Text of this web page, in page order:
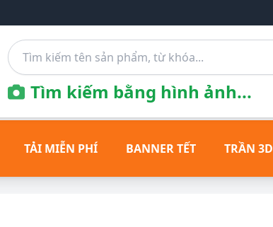
Tìm kiếm bằng hình ảnh...
TẢI MIỄN PHÍ BANNER TẾT TRẦN 3D